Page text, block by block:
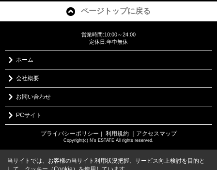
ページトップに戻る
営業時間:10:00～24:00
定休日:年中無休
ホーム
会社概要
お問い合わせ
PCサイト
プライバシーポリシー ｜ 利用規約 ｜アクセスマップ
Copyright(c) N's ESTATE All rights reserved.
当サイトでは、お客様の当サイト利用状況把握、サービス向上検討を目的と